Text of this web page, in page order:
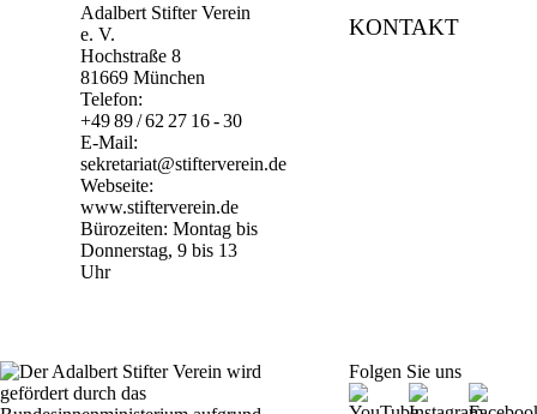
Adalbert Stifter Verein
e. V.
Hochstraße 8
81669 München
Telefon:
+49 89 / 62 27 16 - 30
E-Mail:
sekretariat@stifterverein.de
Webseite:
www.stifterverein.de
Bürozeiten: Montag bis
Donnerstag, 9 bis 13
Uhr
KONTAKT
Folgen Sie uns